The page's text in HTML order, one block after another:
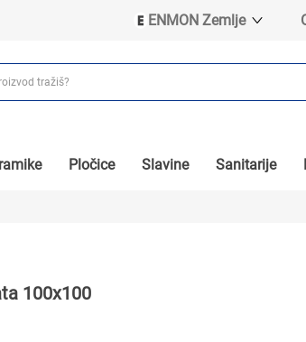
ENMON Zemlje
ENMON BIH
ENMON MKD
Pločice Slavine Sanitarije
100x100